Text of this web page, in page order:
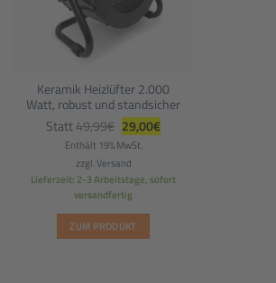
Keramik Heizlüfter 2.000
Watt, robust und standsicher
Statt 49,99€ Ursprünglicher
Preis
war:
49,99€
29,00€Aktueller
Preis
Enthält 19% MwSt.
zzgl.Versand
Lieferzeit: 2-3 Arbeitstage, sofort
versandfertig
ZUM PRODUKT